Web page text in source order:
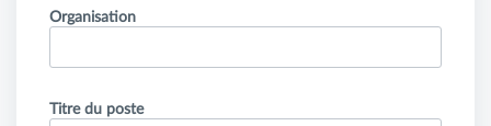
Organisation
Titre du poste